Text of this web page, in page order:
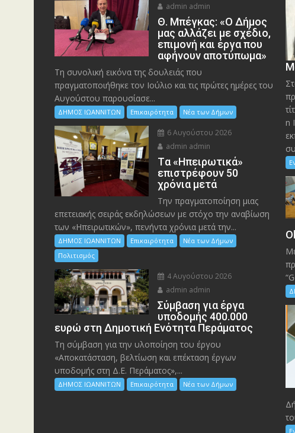
admin admin
Θ. Μπέγκας: «Ο Δήμος
μας αλλάζει με σχέδιο,
επιμονή και έργα που
αφήνουν αποτύπωμα»
Τη συνολική εικόνα της δουλειάς που
πραγματοποιήθηκε τον Ιούλιο και τις πρώτες ημέρες του
Αυγούστου παρουσίασε...
ΔΗΜΟΣ ΙΩΑΝΝΙΤΩΝ Επικαιρότητα Νέα των Δήμων
6 Αυγούστου 2026
admin admin
Tα «Ηπειρωτικά»
επιστρέφουν 50
χρόνια μετά
Την πραγματοποίηση μιας
επετειακής σειράς εκδηλώσεων με στόχο την αναβίωση
των «Ηπειρωτικών», πενήντα χρόνια μετά την...
ΔΗΜΟΣ ΙΩΑΝΝΙΤΩΝ Επικαιρότητα
Νέα των Δήμων
Πολιτισμός
4 Αυγούστου 2026
admin admin
Σύμβαση για έργα
υποδομής 400.000
ευρώ στη Δημοτική Ενότητα Περάματος
Τη σύμβαση για την υλοποίηση του έργου
«Αποκατάσταση, βελτίωση και επέκταση έργων
υποδομής στη Δ.Ε. Περάματος»,...
ΔΗΜΟΣ ΙΩΑΝΝΙΤΩΝ Επικαιρότητα Νέα των Δήμων
n